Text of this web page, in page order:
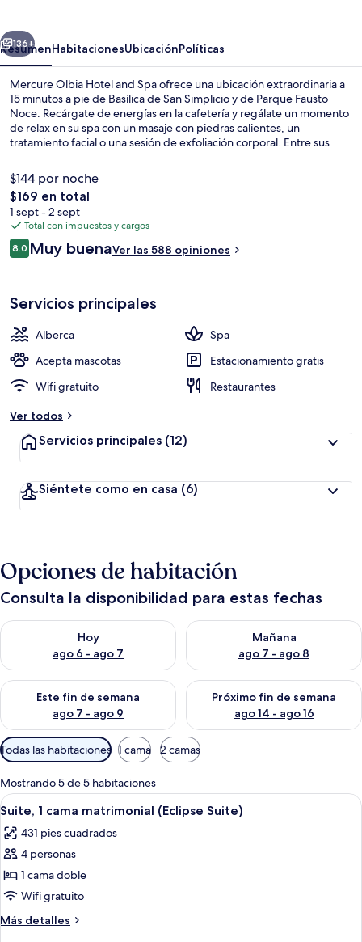
Spa
Siguiente
136+
ResumenHabitacionesUbicaciónPolíticas
Mercure Olbia Hotel and Spa ofrece una ubicación extraordinaria a
15 minutos a pie de Basílica de San Simplicio y de Parque Fausto
Noce. Recárgate de energías en la cafetería y regálate un momento
de relax en su spa con un masaje con piedras calientes, un
tratamiento facial o una sesión de exfoliación corporal. Entre sus
gimnasio y su sala de fitness.
$144 por noche
El
precio
total
es
de
$169 en total
1 sept - 2 sept
Total con impuestos y cargos
Opiniones
8.08.0 de 10,
Muy buenaVer las 588 opiniones
Servicios principales
Alberca
Spa
Acepta mascotas
Estacionamiento gratis
Wifi gratuito
Restaurantes
Ver todos
Servicios principales (12)
Siéntete como en casa (6)
Opciones de habitación
Consulta la disponibilidad para estas fechas
Hoy
ago 6 - ago 7
Consulta la disponibilidad para hoy ago 6 - ago 7
Mañana
ago 7 - ago 8
Consulta la disponibilidad
Este fin de semana
ago 7 - ago 9
Consulta la disponibilidad para este fin de semana ago 7 -
Próximo fin de semana
ago 14 - ago 16
Consulta la disponibilidad
Filtros
disponibles
para
las
habitaciones
Todas las habitaciones 1 cama 2 camas
Mostrando 5 de 5 habitaciones
Abrir
todas
las
fotos
de
Suite,
1
cama
Un dormitorio con cama, mesita de
21
Suite, 1 cama matrimonial (Eclipse Suite)
431 pies cuadrados
4 personas
1 cama doble
Wifi gratuito
Más detalles
Más